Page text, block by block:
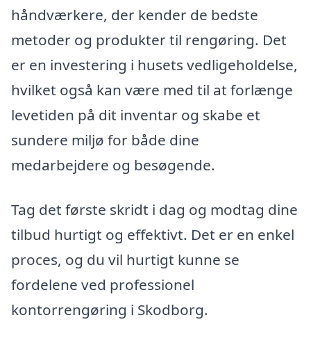
håndværkere, der kender de bedste
metoder og produkter til rengøring. Det
er en investering i husets vedligeholdelse,
hvilket også kan være med til at forlænge
levetiden på dit inventar og skabe et
sundere miljø for både dine
medarbejdere og besøgende.
Tag det første skridt i dag og modtag dine
tilbud hurtigt og effektivt. Det er en enkel
proces, og du vil hurtigt kunne se
fordelene ved professionel
kontorrengøring i Skodborg.